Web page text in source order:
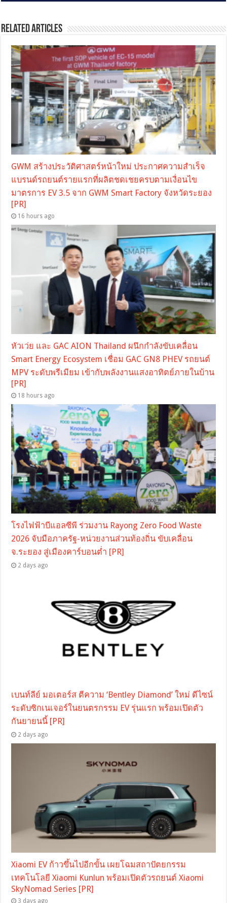
Related Articles
GWM สร้างประวัติศาสตร์หน้าใหม่ ประกาศความสำเร็จ
แบรนด์รถยนต์รายแรกที่ผลิตชดเชยครบตามเงื่อนไข
มาตรการ EV 3.5 จาก GWM Smart Factory จังหวัดระยอง
[PR]
16 hours ago
หัวเว่ย และ GAC AION Thailand ผนึกกำลังขับเคลื่อน
Smart Energy Ecosystem เชื่อม GAC GN8 PHEV รถยนต์
MPV ระดับพรีเมียม เข้ากับพลังงานแสงอาทิตย์ภายในบ้าน
[PR]
18 hours ago
โรงไฟฟ้าบีแอลซีพี ร่วมงาน Rayong Zero Food Waste
2026 จับมือภาครัฐ-หน่วยงานส่วนท้องถิ่น ขับเคลื่อน
จ.ระยอง สู่เมืองคาร์บอนต่ำ [PR]
2 days ago
เบนท์ลีย์ มอเตอร์ส ตีความ ‘Bentley Diamond’ ใหม่ ดีไซน์
ระดับซิกเนเจอร์ในยนตรกรรม EV รุ่นแรก พร้อมเปิดตัว
กันยายนนี้ [PR]
2 days ago
Xiaomi EV ก้าวขึ้นไปอีกขั้น เผยโฉมสถาปัตยกรรม
เทคโนโลยี Xiaomi Kunlun พร้อมเปิดตัวรถยนต์ Xiaomi
SkyNomad Series [PR]
3 days ago